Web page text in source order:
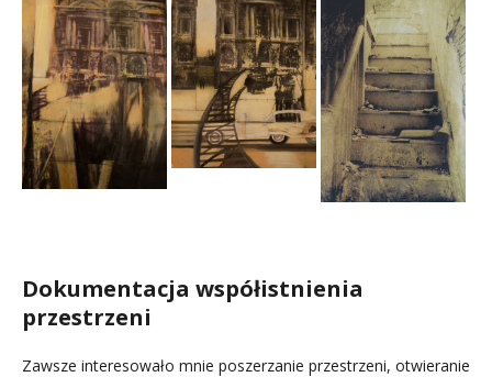
Dokumentacja współistnienia
przestrzeni
Zawsze interesowało mnie poszerzanie przestrzeni, otwieranie